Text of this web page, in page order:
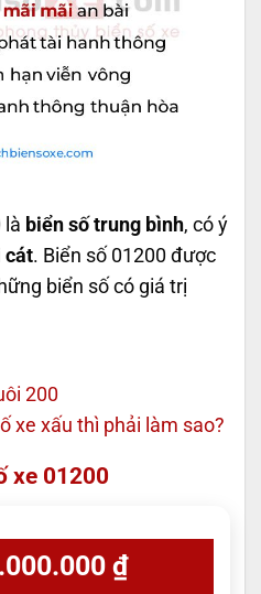
là biển số trung bình, có ý
cát. Biển số 01200 được
biển số có giá trị
200
xe xấu thì phải làm sao?
xe 01200
₫